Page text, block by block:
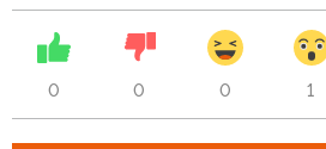
0 0 0 1